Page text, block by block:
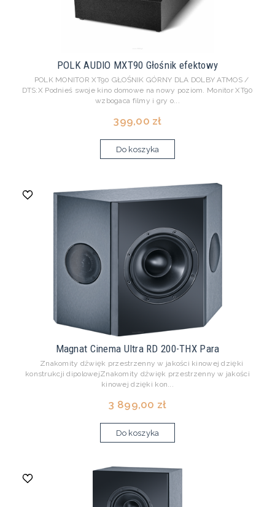
POLK AUDIO MXT90 Głośnik efektowy
POLK MONITOR XT90 GŁOŚNIK GÓRNY DLA DOLBY ATMOS /
DTS:X Podnieś swoje kino domowe na nowy poziom. Monitor XT90
wzbogaca filmy i gry o...
399,00 zł
Do koszyka
Magnat Cinema Ultra RD 200-THX Para
Znakomity dźwięk przestrzenny w jakości kinowej dzięki
konstrukcji dipolowejZnakomity dźwięk przestrzenny w jakości
kinowej dzięki kon...
3 899,00 zł
Do koszyka